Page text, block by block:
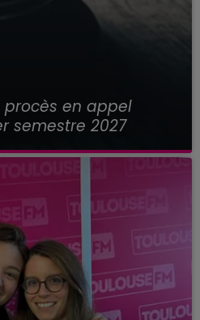
en appel
semestre 2027